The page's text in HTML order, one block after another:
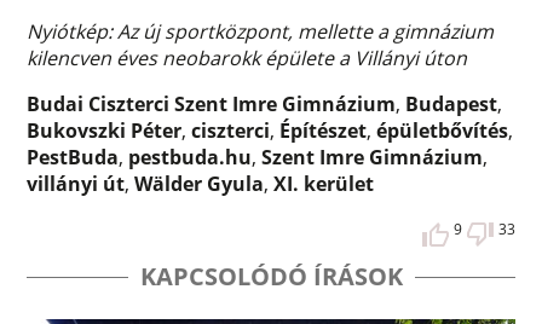
Nyiótkép: Az új sportközpont, mellette a gimnázium
kilencven éves neobarokk épülete a Villányi úton
Budai Ciszterci Szent Imre Gimnázium, Budapest,
Bukovszki Péter,ciszterci, Építészet,épületbővítés,
PestBuda, pestbuda.hu,Szent Imre Gimnázium,
villányi út,Wälder Gyula,XI. kerület
9 33
KAPCSOLÓDÓ ÍRÁSOK